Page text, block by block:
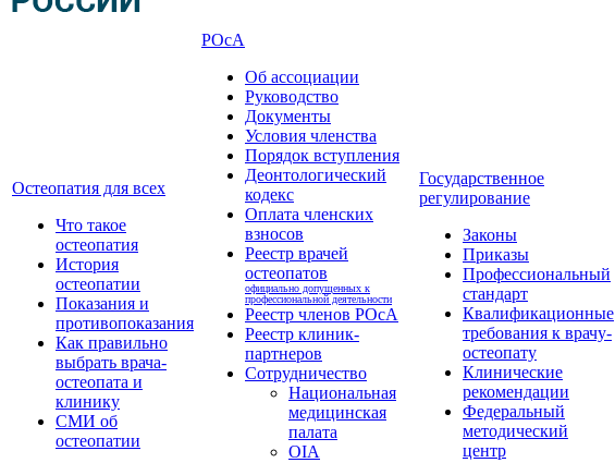
Остеопатия для всех
Что такое
остеопатия
История
остеопатии
Показания и
противопоказания
Как правильно
выбрать врача-
остеопата и
клинику
СМИ об
остеопатии
РОсА
Об ассоциации
Руководство
Документы
Условия членства
Порядок вступления
Деонтологический
кодекс
Оплата членских
взносов
Реестр врачей
остеопатов
официально допущенных к
профессиональной деятельности
Реестр членов РОсА
Реестр клиник-
партнеров
Сотрудничество
Национальная
медицинская
палата
OIA
Государственное
регулирование
Законы
Приказы
Профессиональный
стандарт
Квалификационные
требования к врачу-
остеопату
Клинические
рекомендации
Федеральный
методический
центр